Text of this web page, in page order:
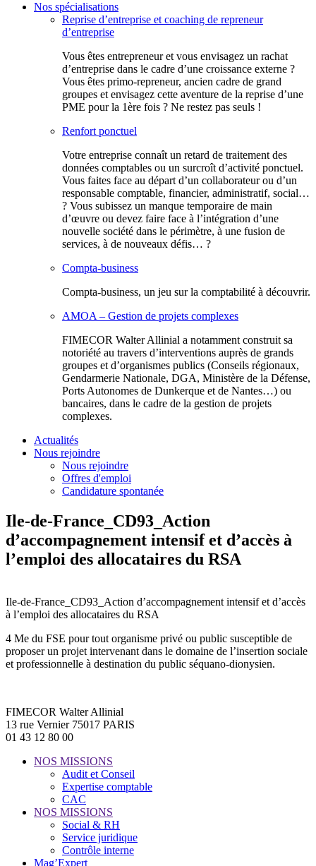
Nos spécialisations
Reprise d’entreprise et coaching de repreneur
d’entreprise
Vous êtes entrepreneur et vous envisagez un rachat
d’entreprise dans le cadre d’une croissance externe ?
Vous êtes primo-repreneur, ancien cadre de grand
groupes et envisagez cette aventure de la reprise d’une
PME pour la 1ère fois ? Ne restez pas seuls !
Renfort ponctuel
Votre entreprise connaît un retard de traitement des
données comptables ou un surcroît d’activité ponctuel.
Vous faites face au départ d’un collaborateur ou d’un
responsable comptable, financier, administratif, social…
? Vous subissez un manque temporaire de main
d’œuvre ou devez faire face à l’intégration d’une
nouvelle société dans le périmètre, à une fusion de
services, à de nouveaux défis… ?
Compta-business
Compta-business, un jeu sur la comptabilité à découvrir.
AMOA – Gestion de projets complexes
FIMECOR Walter Allinial a notamment construit sa
notoriété au travers d’interventions auprès de grands
groupes et d’organismes publics (Conseils régionaux,
Gendarmerie Nationale, DGA, Ministère de la Défense,
Ports Autonomes de Dunkerque et de Nantes…) ou
bancaires, dans le cadre de la gestion de projets
complexes.
Actualités
Nous rejoindre
Nous rejoindre
Offres d'emploi
Candidature spontanée
Ile-de-France_CD93_Action
d’accompagnement intensif et d’accès à
l’emploi des allocataires du RSA
Ile-de-France_CD93_Action d’accompagnement intensif et d’accès
à l’emploi des allocataires du RSA
4 Me du FSE pour tout organisme privé ou public susceptible de
proposer un projet intervenant dans le domaine de l’insertion sociale
et professionnelle à destination du public séquano-dionysien.
FIMECOR Walter Allinial
13 rue Vernier 75017 PARIS
01 43 12 80 00
NOS MISSIONS
Audit et Conseil
Expertise comptable
CAC
NOS MISSIONS
Social & RH
Service juridique
Contrôle interne
Mag’Expert